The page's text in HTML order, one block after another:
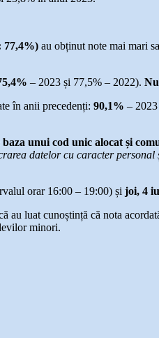
77,4%) au obținut note mai mari
% – 2023 și 77,5% – 2022).
în anii precedenți: 90,1% –
baza unui cod unic alocat și
datelor cu caracter
orar 16:00 – 19:00) și joi, 4
au luat cunoștință că nota
minori.